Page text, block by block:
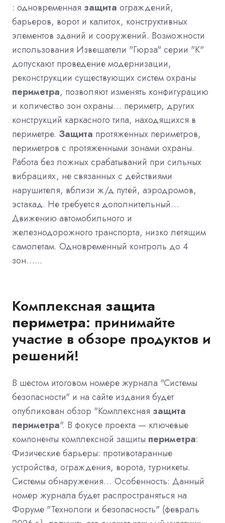
: одновременная защита ограждений,
барьеров, ворот и калиток, конструктивных
элементов зданий и сооружений. Возможности
использования Извещатели "Гюрза" серии "К"
допускают проведение модернизации,
реконструкции существующих систем охраны
периметра, позволяют изменять конфигурацию
и количество зон охраны… периметр, других
конструкций каркасного типа, находящихся в
периметре. Защита протяженных периметров,
периметров с протяженными зонами охраны.
Работа без ложных срабатываний при сильных
вибрациях, не связанных с действиями
нарушителя, вблизи ж/д путей, аэродромов,
эстакад. Не требуется дополнительный…
Движению автомобильного и
железнодорожного транспорта, низко летящим
самолетам. Одновременный контроль до 4
зон…...
Комплексная защита
периметра: принимайте
участие в обзоре продуктов и
решений!
В шестом итоговом номере журнала "Системы
безопасности" и на сайте издания будет
опубликован обзор "Комплексная защита
периметра". В фокусе проекта — ключевые
компоненты комплексной защиты периметра:
Физические барьеры: противотаранные
устройства, ограждения, ворота, турникеты.
Системы обнаружения… Особенность: Данный
номер журнала будет распространяться на
Форуме "Технологи и безопасность" (февраль